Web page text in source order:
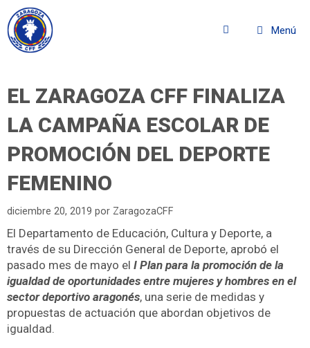
Menú
EL ZARAGOZA CFF FINALIZA
LA CAMPAÑA ESCOLAR DE
PROMOCIÓN DEL DEPORTE
FEMENINO
diciembre 20, 2019 por ZaragozaCFF
El Departamento de Educación, Cultura y Deporte, a
través de su Dirección General de Deporte, aprobó el
pasado mes de mayo el I Plan para la promoción de la
igualdad de oportunidades entre mujeres y hombres en el
sector deportivo aragonés, una serie de medidas y
propuestas de actuación que abordan objetivos de
igualdad.